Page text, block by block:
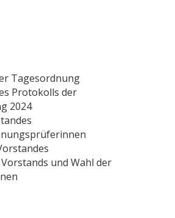
Tagesordnung
Protokolls der
2024
und Wahl der